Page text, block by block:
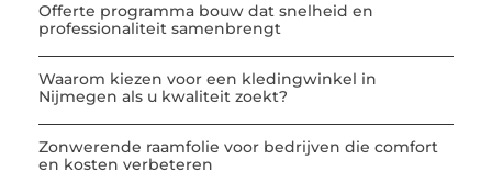
Offerte programma bouw dat snelheid en
professionaliteit samenbrengt
Waarom kiezen voor een kledingwinkel in
Nijmegen als u kwaliteit zoekt?
Zonwerende raamfolie voor bedrijven die comfort
en kosten verbeteren